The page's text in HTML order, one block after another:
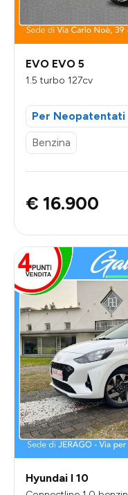
EVO EVO 5
1.5 turbo 127cv
Per Neopatentati
Benzina
€ 16.900
Hyundai I 10